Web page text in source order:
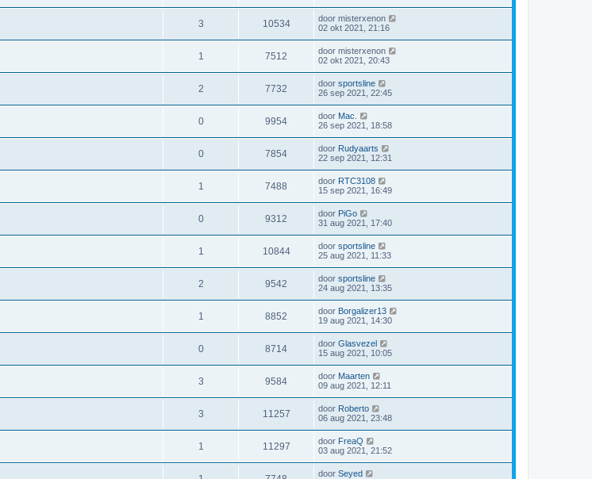
3 10534 door misterxenon
02 okt 2021, 21:16
1 7512 door misterxenon
02 okt 2021, 20:43
2 7732 door sportsline
26 sep 2021, 22:45
0 9954 door Mac.
26 sep 2021, 18:58
0 7854 door Rudyaarts
22 sep 2021, 12:31
1 7488 door RTC3108
15 sep 2021, 16:49
0 9312 door PiGo
31 aug 2021, 17:40
1 10844 door sportsline
25 aug 2021, 11:33
2 9542 door sportsline
24 aug 2021, 13:35
1 8852 door Borgalizer13
19 aug 2021, 14:30
0 8714 door Glasvezel
15 aug 2021, 10:05
3 9584 door Maarten
09 aug 2021, 12:11
3 11257 door Roberto
06 aug 2021, 23:48
1 11297 door FreaQ
03 aug 2021, 21:52
door Seyed